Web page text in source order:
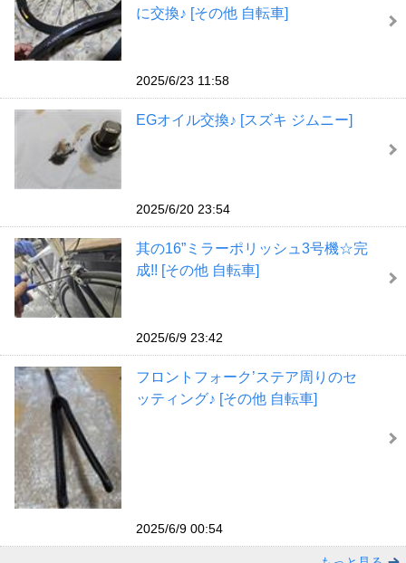
に交換♪ [その他 自転車]
2025/6/23 11:58
EGオイル交換♪ [スズキ ジムニー]
2025/6/20 23:54
其の16”ミラーポリッシュ3号機☆完
成!! [その他 自転車]
2025/6/9 23:42
フロントフォーク’ステア周りのセ
ッティング♪ [その他 自転車]
2025/6/9 00:54